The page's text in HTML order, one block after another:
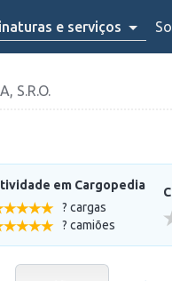
e serviços
S.R.O.
em Cargopedia
? cargas
? camiões